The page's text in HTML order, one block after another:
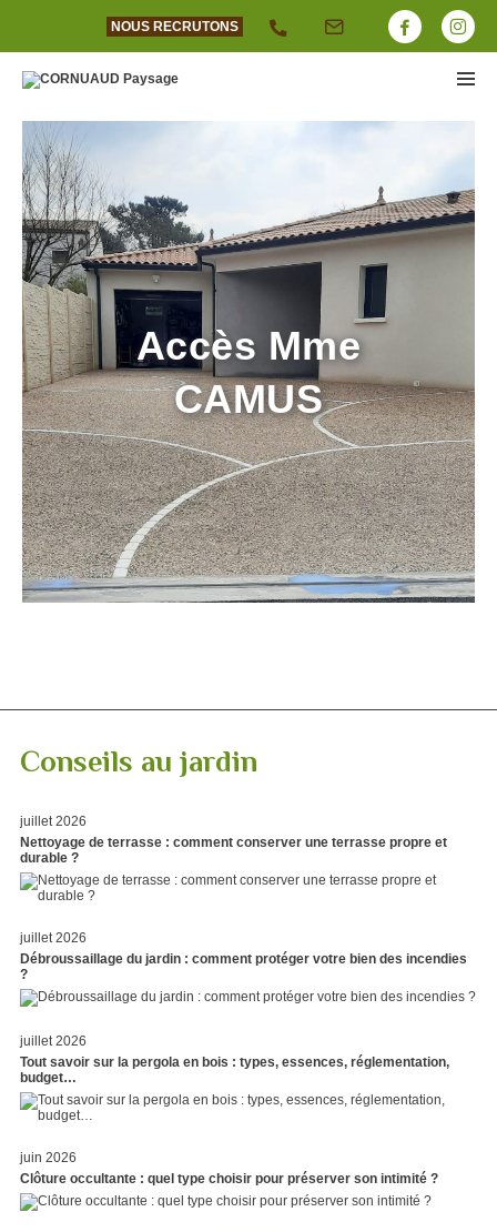
NOUS RECRUTONS
Accès Mme
CAMUS
Conseils au jardin
juillet 2026
Nettoyage de terrasse : comment conserver une terrasse propre et
durable ?
juillet 2026
Débroussaillage du jardin : comment protéger votre bien des incendies
?
juillet 2026
Tout savoir sur la pergola en bois : types, essences, réglementation,
budget…
juin 2026
Clôture occultante : quel type choisir pour préserver son intimité ?